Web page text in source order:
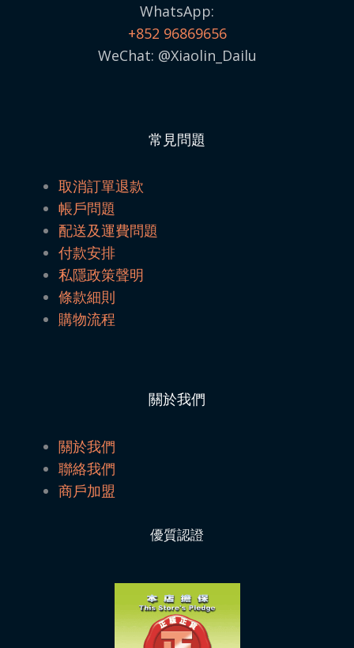
WhatsApp:
+852 96869656
WeChat: @Xiaolin_Dailu
常見問題
取消訂單退款
帳戶問題
配送及運費問題
付款安排
私隱政策聲明
條款細則
購物流程
關於我們
關於我們
聯絡我們
商戶加盟
優質認證